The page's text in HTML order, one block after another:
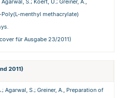
S.; Koert, U.; Greiner, A.,
menthyl methacrylate)
für Ausgabe 23/2011)
2011)
Agarwal, S.; Greiner, A., Preparation of